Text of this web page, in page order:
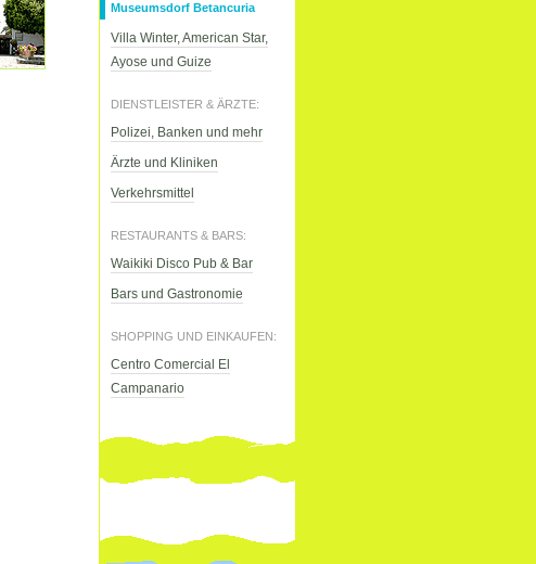
Museumsdorf Betancuria
Villa Winter, American Star,
Ayose und Guize
DIENSTLEISTER & ÄRZTE:
Polizei, Banken und mehr
Ärzte und Kliniken
Verkehrsmittel
RESTAURANTS & BARS:
Waikiki Disco Pub & Bar
Bars und Gastronomie
SHOPPING UND EINKAUFEN:
Centro Comercial El
Campanario